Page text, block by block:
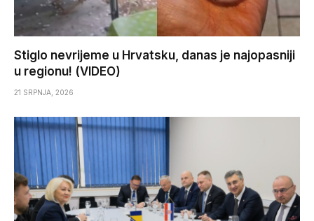
Stiglo nevrijeme u Hrvatsku, danas je najopasniji
u regionu! (VIDEO)
21 SRPNJA, 2026